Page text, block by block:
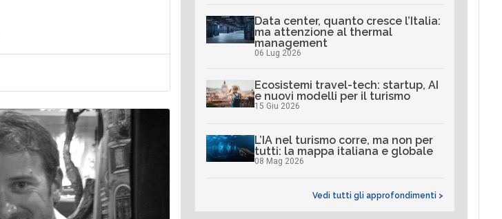
Data center, quanto cresce l’Italia:
ma attenzione al thermal
management
06 Lug 2026
Ecosistemi travel-tech: startup, AI
e nuovi modelli per il turismo
15 Giu 2026
L’IA nel turismo corre, ma non per
tutti: la mappa italiana e globale
08 Mag 2026
Vedi tutti gli approfondimenti >